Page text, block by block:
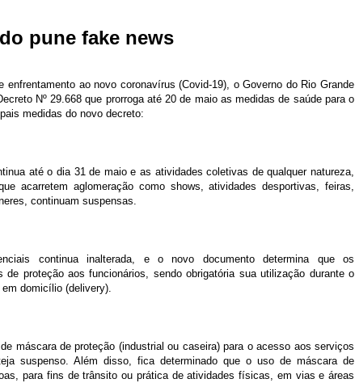
pune fake news
enfrentamento ao novo coronavírus (Covid-19), o Governo do Rio Grande
Nº 29.668 que prorroga até 20 de maio as medidas de saúde para o
medidas do novo decreto:
até o dia 31 de maio e as atividades coletivas de qualquer natureza,
acarretem aglomeração como shows, atividades desportivas, feiras,
continuam suspensas.
continua inalterada, e o novo documento determina que os
de proteção aos funcionários, sendo obrigatória sua utilização durante o
domicílio (delivery).
máscara de proteção (industrial ou caseira) para o acesso aos serviços
suspenso. Além disso, fica determinado que o uso de máscara de
para fins de trânsito ou prática de atividades físicas, em vias e áreas